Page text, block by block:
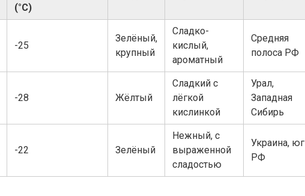
(°C)
-25
Зелёный,
крупный
Сладко-
кислый,
ароматный
Средняя
полоса РФ
-28 Жёлтый
Сладкий с
лёгкой
кислинкой
Урал,
Западная
Сибирь
-22 Зелёный
Нежный, с
выраженной
сладостью
Украина, юг
РФ